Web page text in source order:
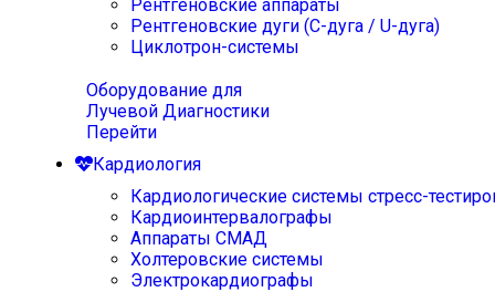
Рентгеновские аппараты
Рентгеновские дуги (С-дуга / U-дуга)
Циклотрон-системы
Оборудование для
Лучевой Диагностики
Перейти
Кардиология
Кардиологические системы стресс-
Кардиоинтервалографы
Аппараты СМАД
Холтеровские системы
Электрокардиографы